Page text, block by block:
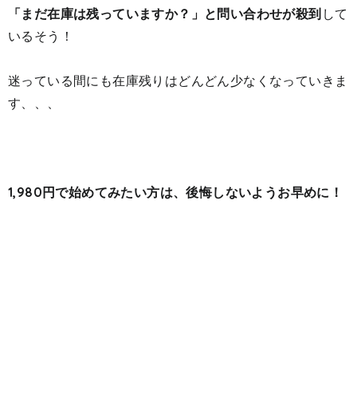
「まだ在庫は残っていますか？」と問い合わせが殺到 して
いるそう！
迷っている間にも在庫残りはどんどん少なくなっていきま
す、、、
1,980円で始めてみたい方は、後悔しないようお早めに！